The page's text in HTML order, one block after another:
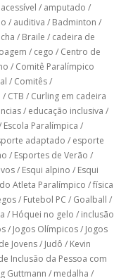
acessível / amputado /
/ auditiva / Badminton /
/ Braile / cadeira de
/ cego / Centro de
/ Comitê Paralímpico
/ Comitês/
/ CTB / Curling em cadeira
/ educação inclusiva /
Escola Paralímpica /
adaptado / esporte
/ Esportes de Verão /
/ Esqui alpino / Esqui
Atleta Paralímpico /física
/ Futebol PC / Goalball /
/ Hóquei no gelo / inclusão
/ Jogos Olímpicos/ Jogos
Jovens/ Judô / Kevin
Inclusão da Pessoa com
Guttmann / medalha /